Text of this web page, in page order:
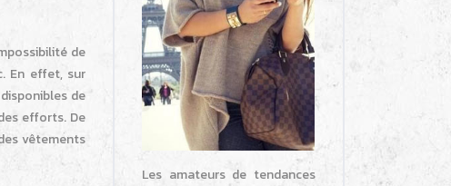
de
En effet, sur
de
efforts. De
vêtements
Les amateurs de tendances